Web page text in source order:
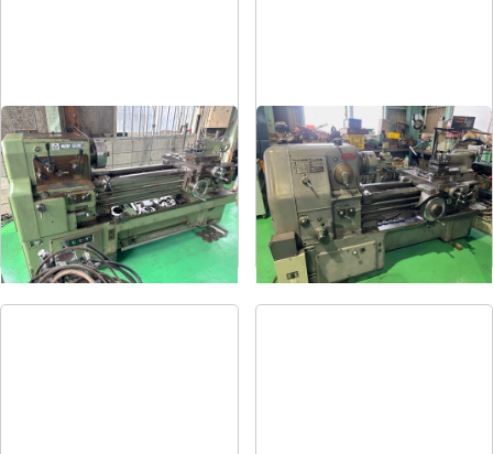
8尺旋盤
メーカー 森精機
形 式MS-1250
年 式-
6尺旋盤
メーカー オークマ
形 式LS-800
年 式1986